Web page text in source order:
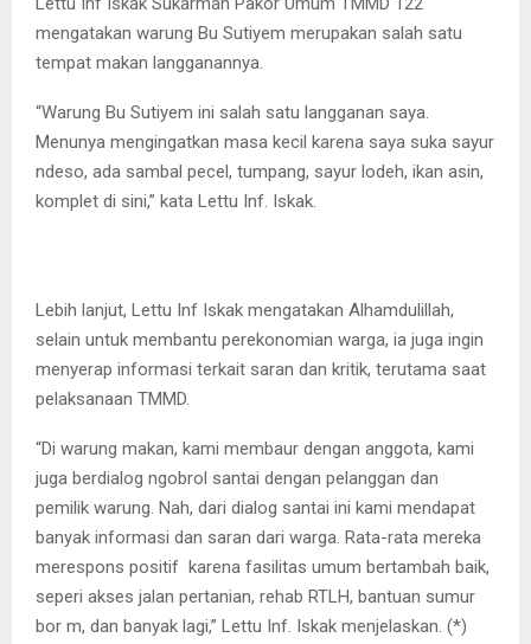
mengatakan warung Bu Sutiyem merupakan salah satu
tempat makan langganannya.
“Warung Bu Sutiyem ini salah satu langganan saya.
Menunya mengingatkan masa kecil karena saya suka sayur
ndeso, ada sambal pecel, tumpang, sayur lodeh, ikan asin,
komplet di sini,” kata Lettu Inf. Iskak.
Lebih lanjut, Lettu Inf Iskak mengatakan Alhamdulillah,
selain untuk membantu perekonomian warga, ia juga ingin
menyerap informasi terkait saran dan kritik, terutama saat
pelaksanaan TMMD.
“Di warung makan, kami membaur dengan anggota, kami
juga berdialog ngobrol santai dengan pelanggan dan
pemilik warung. Nah, dari dialog santai ini kami mendapat
banyak informasi dan saran dari warga. Rata-rata mereka
merespons positif karena fasilitas umum bertambah baik,
seperi akses jalan pertanian, rehab RTLH, bantuan sumur
bor m, dan banyak lagi,” Lettu Inf. Iskak menjelaskan. (*)